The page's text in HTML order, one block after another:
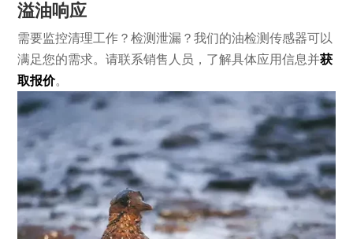
溢油响应
需要监控清理工作？检测泄漏？我们的油检测传感器可以
满足您的需求。请联系销售人员，了解具体应用信息并获
取报价。